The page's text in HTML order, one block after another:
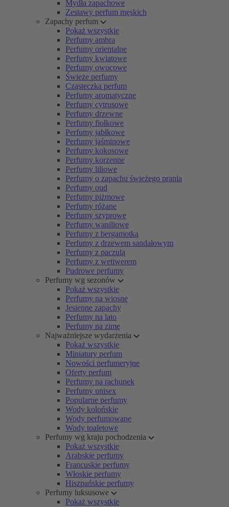
Mydła zapachowe
Zestawy perfum męskich
Zapachy perfum
Pokaż wszystkie
Perfumy ambra
Perfumy orientalne
Perfumy kwiatowe
Perfumy owocowe
Świeże perfumy
Cząsteczka perfum
Perfumy aromatyczne
Perfumy cytrusowe
Perfumy drzewne
Perfumy fiołkowe
Perfumy jabłkowe
Perfumy jaśminowe
Perfumy kokosowe
Perfumy korzenne
Perfumy liliowe
Perfumy o zapachu świeżego prania
Perfumy oud
Perfumy piżmowe
Perfumy różane
Perfumy szyprowe
Perfumy waniliowe
Perfumy z bergamotką
Perfumy z drzewem sandałowym
Perfumy z paczulą
Perfumy z wetiwerem
Pudrowe perfumy
Perfumy wg sezonów
Pokaż wszystkie
Perfumy na wiosnę
Jesienne zapachy
Perfumy na lato
Perfumy na zimę
Najważniejsze wydarzenia
Pokaż wszystkie
Miniatury perfum
Nowości perfumeryjne
Oferty perfum
Perfumy na rachunek
Perfumy unisex
Popularne perfumy
Wody kolońskie
Wody perfumowane
Wody toaletowe
Perfumy wg kraju pochodzenia
Pokaż wszystkie
Arabskie perfumy
Francuskie perfumy
Włoskie perfumy
Hiszpańskie perfumy
Perfumy luksusowe
Pokaż wszystkie